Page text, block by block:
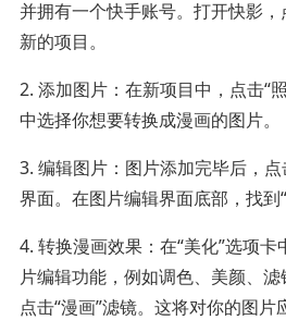
并拥有一个快手账号。打开快影，
新的项目。
2. 添加图片：在新项目中，点击“
中选择你想要转换成漫画的图片。
3. 编辑图片：图片添加完毕后，
界面。在图片编辑界面底部，找到“
4. 转换漫画效果：在“美化”选项
片编辑功能，例如调色、美颜、滤
点击“漫画”滤镜。这将对你的图片